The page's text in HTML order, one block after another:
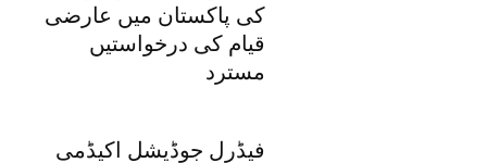
کی پاکستان میں عارضی
قیام کی درخواستیں
مسترد
فیڈرل جوڈیشل اکیڈمی